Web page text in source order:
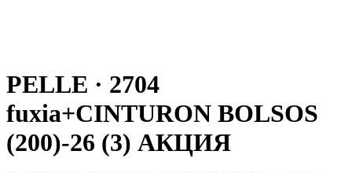
PELLE · 2704
fuxia+CINTURON BOLSOS
(200)-26 (3) АКЦИЯ